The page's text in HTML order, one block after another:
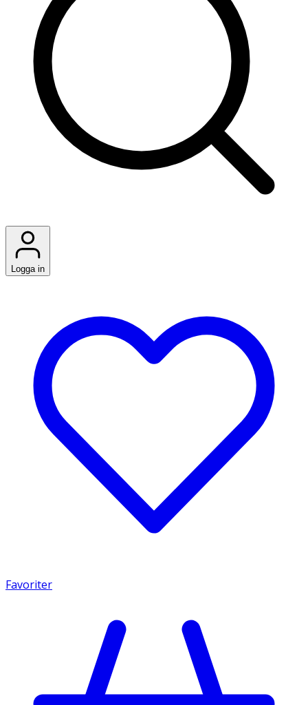
Logga in
Favoriter